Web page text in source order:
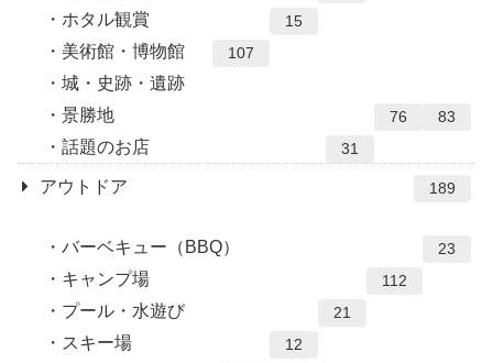
ホタル観賞 15
美術館・博物館 107
城・史跡・遺跡
83
景勝地 76
話題のお店 31
アウトドア 189
バーベキュー（BBQ） 23
キャンプ場 112
プール・水遊び 21
スキー場 12